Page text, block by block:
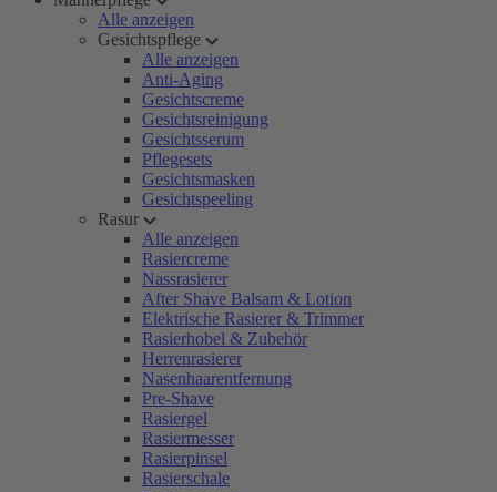
Alle anzeigen
Gesichtspflege
Alle anzeigen
Anti-Aging
Gesichtscreme
Gesichtsreinigung
Gesichtsserum
Pflegesets
Gesichtsmasken
Gesichtspeeling
Rasur
Alle anzeigen
Rasiercreme
Nassrasierer
After Shave Balsam & Lotion
Elektrische Rasierer & Trimmer
Rasierhobel & Zubehör
Herrenrasierer
Nasenhaarentfernung
Pre-Shave
Rasiergel
Rasiermesser
Rasierpinsel
Rasierschale